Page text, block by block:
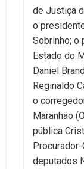
de Justiça
o
Sobrinho; o
Estado do
Daniel
Reginaldo
o
Maranhão
pública
deputados